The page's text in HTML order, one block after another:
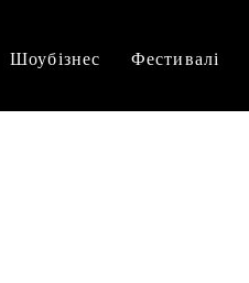
Шоубізнес Фестивалі